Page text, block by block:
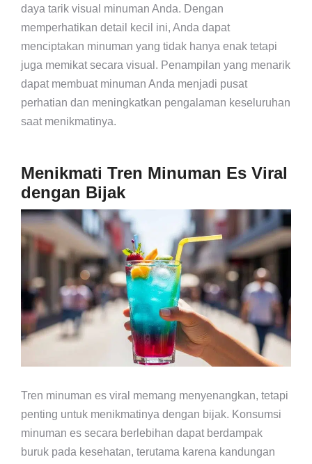
daya tarik visual minuman Anda. Dengan
memperhatikan detail kecil ini, Anda dapat
menciptakan minuman yang tidak hanya enak tetapi
juga memikat secara visual. Penampilan yang menarik
dapat membuat minuman Anda menjadi pusat
perhatian dan meningkatkan pengalaman keseluruhan
saat menikmatinya.
Menikmati Tren Minuman Es Viral
dengan Bijak
Tren minuman es viral memang menyenangkan, tetapi
penting untuk menikmatinya dengan bijak. Konsumsi
minuman es secara berlebihan dapat berdampak
buruk pada kesehatan, terutama karena kandungan